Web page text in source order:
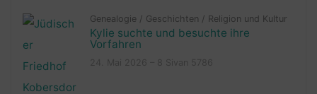
Genealogie / Geschichten / Religion und Kultur
Kylie suchte und besuchte ihre
Vorfahren